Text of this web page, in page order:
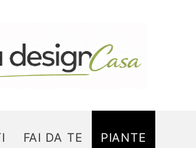
FAI DA TE PIANTE